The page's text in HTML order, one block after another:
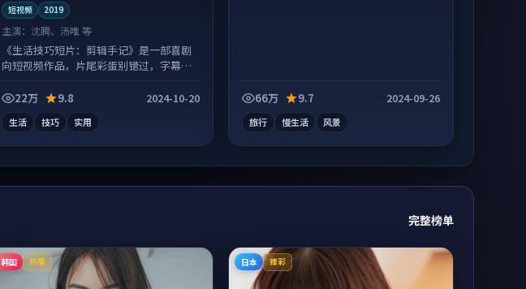
短视频 2019
主演： 沈腾、汤唯 等
《生活技巧短片：剪辑手记》是一部喜剧
向短视频作品，片尾彩蛋别错过，字幕区
22万
9.8 2024-10-20
生活 技巧 实用
66万 9.7 2024-09-26
旅行 慢生活 风景
完整榜单
韩国 热播 日本 臻彩